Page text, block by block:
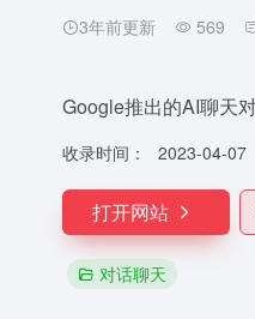
3年前更新 569
Google推出的AI聊天
收录时间： 2023-04-07
打开网站
对话聊天